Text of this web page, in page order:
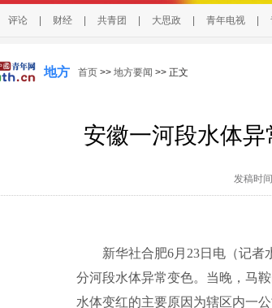
评论 财经 共青团 大思政 青年电视
地方 首页 >> 地方要闻 >> 正文
安徽一河段水体
发稿时
新华社合肥6月23日电（记者
分河段水体异常变色。当晚，马
水体变红的主要原因为辖区内一